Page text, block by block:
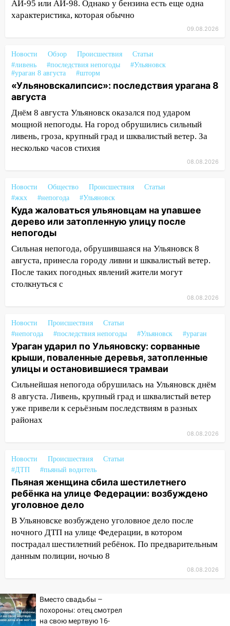
Волге перевернулась лодка
В Ульяновске упавшее дерево
17:15
В Ульяновской области
ремонтируют девять мостов: один уже
готов, ещё два — почти завершены
17:00 «Ульяновскалипсис»: последствия
урагана 8 августа
16:38 Прогноз погоды в Ульяновской
области на 9 августа
время»
16:17 Мелекесский район первым в
Ульяновской области намолотил более
100 тысяч тонн зерна
15:17 В колледжи и техникумы
Ульяновской области подали более 10
тысяч заявлений
15:04 Фоторепортаж с улиц Ульяновска
после шторма: поваленные деревья и
14:28
Ураган вырвал остановку на улице
Деева в Заволжье
14:26 Жители Ульяновска сами
пытаются расчистить ливнёвки, не
дождавшись коммунальщиков
14:16 Шторм продолжает ломать город:
на улице Любови Шевцовой рухнул
светофор
14:12
Куда жаловаться ульяновцам на
упавшее дерево или затопленную улицу
после непогоды
13:59
В Новом городе ураганным
ветром сорвало опалубку со
строящегося дома
13:54 В мэрии Ульяновска рассказали,
как устраняют последствия мощного
13:49
Стихия продолжает крушить
Ульяновск: дерево рухнуло на дом на
Орджоникидзе
АИ-95 или АИ-98. Однако у бензина есть еще одна
характеристика, которая обычно
09.08.2026
Новости Обзор Происшествия
Статьи
#ливень
#последствия непогоды
#Ульяновск
#ураган 8 августа
#шторм
«Ульяновскалипсис»: последствия урагана 8
августа
Днём 8 августа Ульяновск оказался под ударом
мощной непогоды. На город обрушились сильный
ливень, гроза, крупный град и шквалистый ветер. За
несколько часов стихия
08.08.2026
Новости Общество Происшествия
Статьи
#жкх
#непогода #Ульяновск
Куда жаловаться ульяновцам на упавшее
дерево или затопленную улицу после
непогоды
Сильная непогода, обрушившаяся на Ульяновск 8
августа, принесла городу ливни и шквалистый ветер.
После таких погодных явлений жители могут
столкнуться с
08.08.2026
Новости Происшествия
Статьи
#непогода
#последствия непогоды #Ульяновск #ураган
Ураган ударил по Ульяновску: сорванные
крыши, поваленные деревья, затопленные
улицы и остановившиеся трамваи
Сильнейшая непогода обрушилась на Ульяновск днём
8 августа. Ливень, крупный град и шквалистый ветер
уже привели к серьёзным последствиям в разных
районах
08.08.2026
Новости Происшествия
Статьи
#ДТП
#пьяный водитель
Пьяная женщина сбила шестилетнего
ребёнка на улице Федерации: возбуждено
уголовное дело
В Ульяновске возбуждено уголовное дело после
ночного ДТП на улице Федерации, в котором
пострадал шестилетний ребёнок. По предварительным
данным полиции, ночью 8
08.08.2026
Вместо свадьбы –
похороны: отец смотрел
на свою мертвую 16-